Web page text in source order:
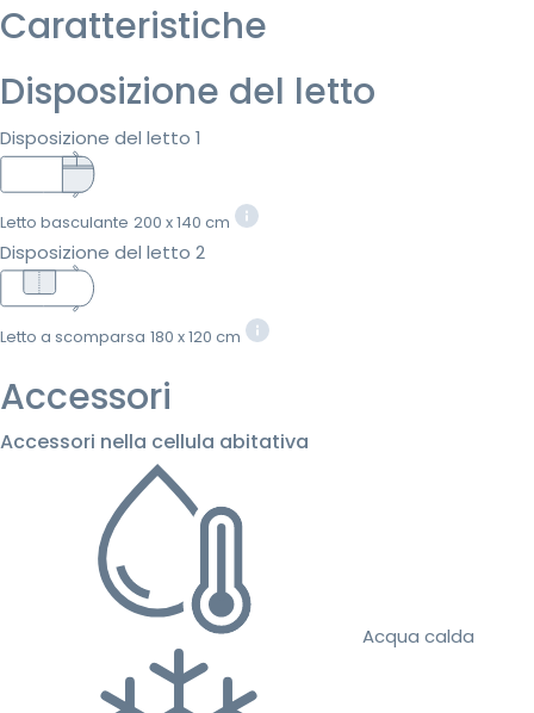
Caratteristiche
Disposizione del letto
Disposizione del letto 1
Letto basculante 200 x 140 cm
Disposizione del letto 2
Letto a scomparsa 180 x 120 cm
Accessori
Accessori nella cellula abitativa
Acqua calda